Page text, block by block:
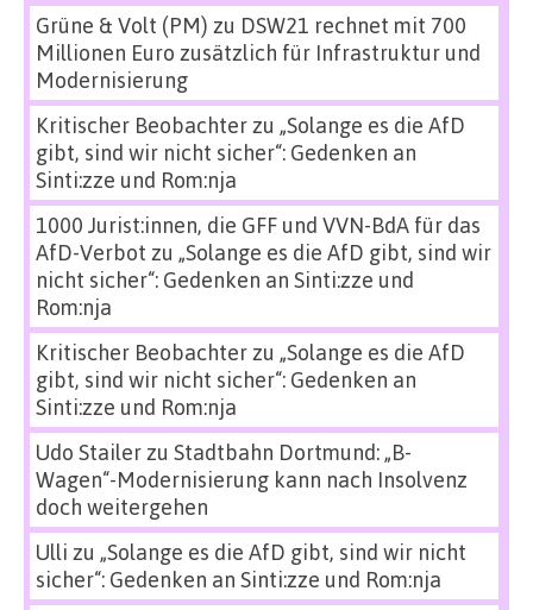
Grüne & Volt (PM) zu DSW21 rechnet mit 700
Millionen Euro zusätzlich für Infrastruktur und
Modernisierung
Kritischer Beobachterzu „Solange es die AfD
gibt, sind wir nicht sicher“: Gedenken an
Sinti:zze und Rom:nja
1000 Jurist:innen, die GFF und VVN-BdA für das
AfD-Verbot zu „Solange es die AfD gibt, sind wir
nicht sicher“: Gedenken an Sinti:zze und
Rom:nja
Kritischer Beobachterzu „Solange es die AfD
gibt, sind wir nicht sicher“: Gedenken an
Sinti:zze und Rom:nja
Udo Stailerzu Stadtbahn Dortmund: „B-
Wagen“-Modernisierung kann nach Insolvenz
doch weitergehen
Ulli zu „Solange es die AfD gibt, sind wir nicht
sicher“: Gedenken an Sinti:zze und Rom:nja